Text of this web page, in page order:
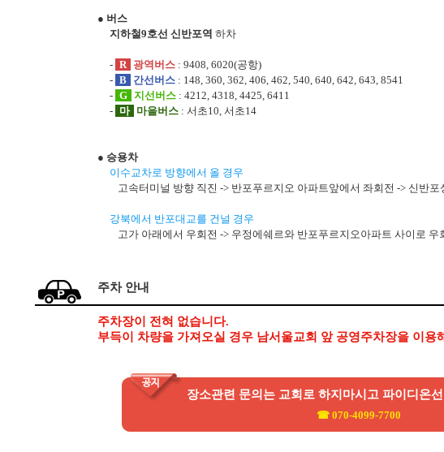
● 버스
지하철9호선 신반포역 하차
- R 광역버스 : 9408, 6020(공항)
- B 간선버스 : 148, 360, 362, 406, 462, 540, 640, 642, 643, 8541
- G 지선버스 : 4212, 4318, 4425, 6411
- 마 마을버스 : 서초10, 서초14
● 승용차
이수교차로 방향에서 올 경우
고속터미널 방향 직진 -> 반포푸르지오 아파트앞에서 좌회전 -> 신반포
강북에서 반포대교를 건널 경우
고가 아래에서 우회전 -> 우정에쉐르와 반포푸르지오아파트 사이로
주차 안내
주차장이 전혀 없습니다.
부득이 차량을 가져오실 경우 남서울교회 앞 공영주차장을 이용
장소관련 문의는 교회로 하지마시고 파이디온
☎ 070-4099-7700